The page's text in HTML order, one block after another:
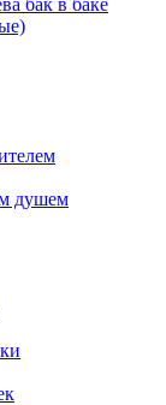
бак в баке
душем